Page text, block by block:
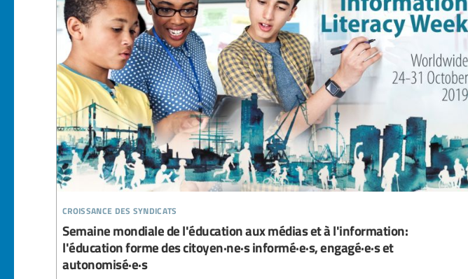
croissance des syndicats
Semaine mondiale de l'éducation aux médias et à l'information:
l'éducation forme des citoyen·ne·s informé·e·s, engagé·e·s et
autonomisé·e·s